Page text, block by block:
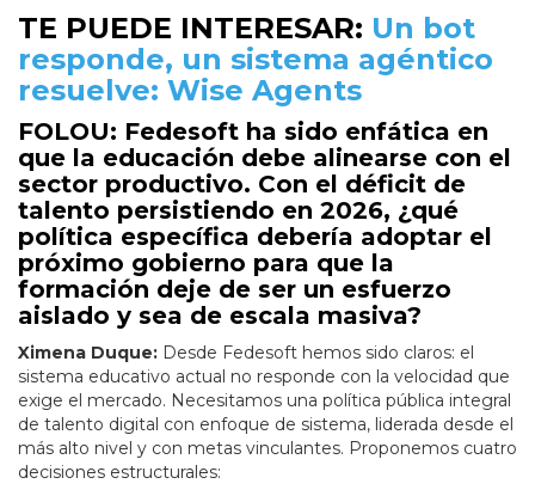
TE PUEDE INTERESAR: Un bot
responde, un sistema agéntico
resuelve: Wise Agents
FOLOU: Fedesoft ha sido enfática en
que la educación debe alinearse con el
sector productivo. Con el déficit de
talento persistiendo en 2026, ¿qué
política específica debería adoptar el
próximo gobierno para que la
formación deje de ser un esfuerzo
aislado y sea de escala masiva?
Ximena Duque: Desde Fedesoft hemos sido claros: el
sistema educativo actual no responde con la velocidad que
exige el mercado. Necesitamos una política pública integral
de talento digital con enfoque de sistema, liderada desde el
más alto nivel y con metas vinculantes. Proponemos cuatro
decisiones estructurales: